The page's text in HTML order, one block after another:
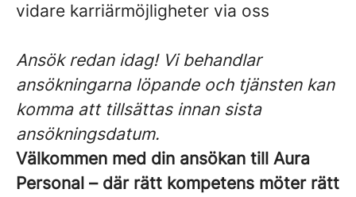
vidare karriärmöjligheter via oss
Ansök redan idag! Vi behandlar
ansökningarna löpande och tjänsten kan
komma att tillsättas innan sista
ansökningsdatum.
Välkommen med din ansökan till Aura
Personal – där rätt kompetens möter rätt